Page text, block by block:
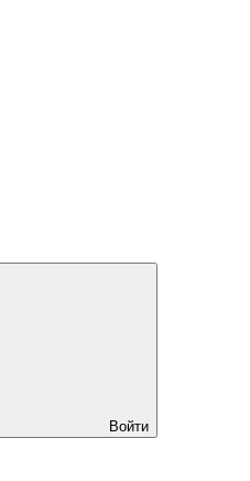
Войти